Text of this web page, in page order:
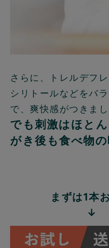
さらに、トレルデフ
シリトールなどをバ
で、爽快感がつきまし
でも刺激はほと
がき後も食べ物の
まずは1本
↓